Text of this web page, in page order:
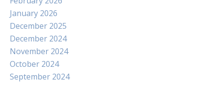
January 2026
December 2025
December 2024
November 2024
October 2024
September 2024